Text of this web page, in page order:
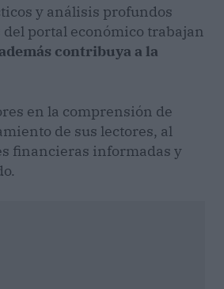
y análisis profundos
portal económico trabajan
contribuya a la
en la comprensión de
de sus lectores, al
financieras informadas y